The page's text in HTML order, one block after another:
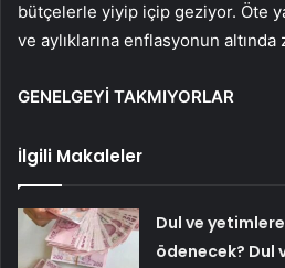
bütçelerle yiyip içip geziyor. Öte
ve aylıklarına enflasyonun altında
GENELGEYİ TAKMIYORLAR
İlgili Makaleler
Dul ve
ödenecek? Dul